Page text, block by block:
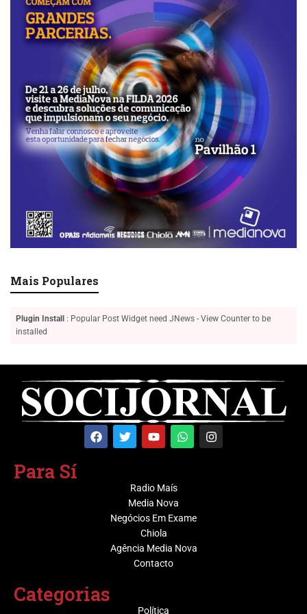
tecnológica moderna, nas baterias elétricas
ou nos armamentos”.
O magnata voltou a ‘piscar o olho’ ao
eventual controlo do Canal do Panamá e da
Gronelândia pelos Estados Unidos, tendo
recusado comprometer-se a não usar força
militar ou até mesmo coerção económica
para garantir os territórios.
Além dos recursos naturais, os Estados
Unidos mantêm uma presença militar
significativa na Gronelândia, que também
justifica o interesse de Trump. “O Ártico é a
primeira linha de alerta e de defesa dos
defendeu Simon Kruse, especialista em
segurança, no jornal diário dinamarquês
Berlinske.
Mais Populares
Plugin Install
: Popular Post Widget need JNews - View Counter to be
installed
Para Sí
Radio Maís
Media Nova
Negócios Em Exame
Chiola
Agência Media Nova
Contacto
Categorias
Política